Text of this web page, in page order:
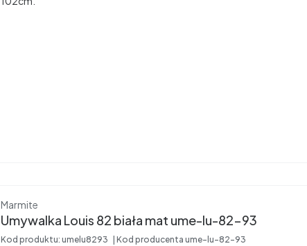
Producent
Marmite
Umywalka Louis 82 biała mat ume-lu-82-93
Kod produktu: umelu8293 Kod producenta ume-lu-82-93